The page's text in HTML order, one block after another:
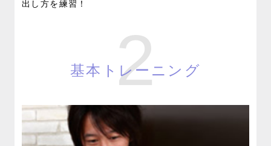
出し方を練習！
2
基本トレーニング